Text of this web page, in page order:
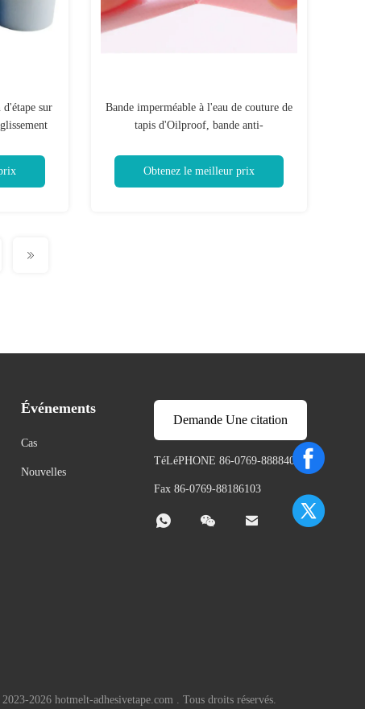
sur
Bande imperméable à l'eau de couture de
tapis d'Oilproof, bande anti-
Obtenez le meilleur prix
Événements
Cas
Nouvelles
Demande Une citation
TéLéPHONE 86-0769-88884050
Fax 86-0769-88186103
  
2026 hotmelt-adhesivetape.com . Tous droits réservés.